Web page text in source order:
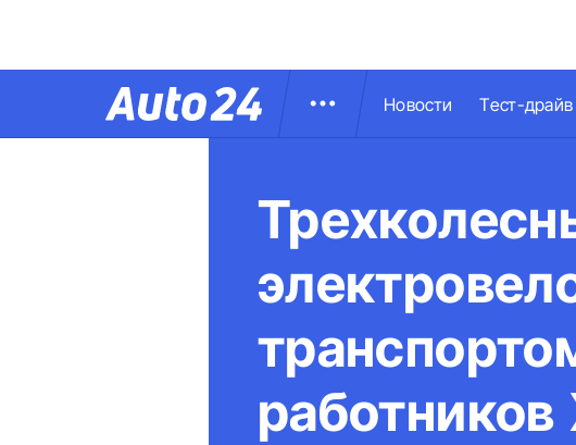
Новости Тест-драйв